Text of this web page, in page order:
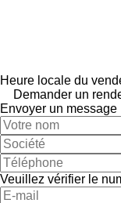
Heure locale du
Demander un
Envoyer un message
Veuillez vérifier le